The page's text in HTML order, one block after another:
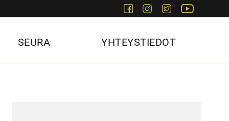
FacebookInstagram
Twitter
SEURA YHTEYSTIEDOT